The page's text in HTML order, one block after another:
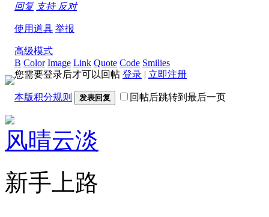
回复 支持 反对
使用道具 举报
高级模式
B Color Image Link Quote Code Smilies
您需要登录后才可以回帖 登录 | 立即注册
本版积分规则 发表回复 回帖后跳转到最后一页
风晴云淡
新手上路